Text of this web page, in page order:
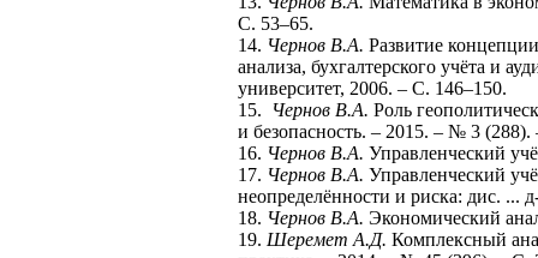
С. 53–65.
14. Чернов В.А. Развитие
анализа, бухгалтерского учёта и
университет, 2006. – С. 146–150.
15. Чернов В.А. Роль
и безопасность. – 2015. – № 3
16. Чернов В.А. Управленческий
17. Чернов В.А. Управленческий
неопределённости и риска: дис. ...
18. Чернов В.А. Экономический
19. Шеремет А.Д. Комплексный